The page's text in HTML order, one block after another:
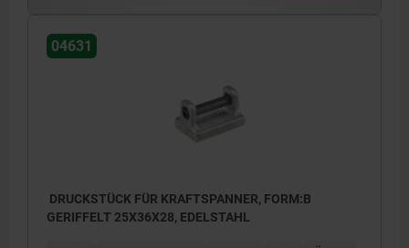
04631
DRUCKSTÜCK FÜR KRAFTSPANNER, FORM:B
GERIFFELT 25X36X28, EDELSTAHL